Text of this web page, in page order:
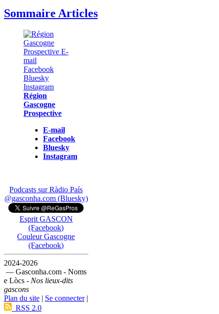
Sommaire Articles
Région
Gascogne
Prospective
E-mail
Facebook
Bluesky
Instagram
Podcasts sur Ràdio País
@gasconha.com (Bluesky)
Esprit GASCON
(Facebook)
Couleur Gascogne
(Facebook)
2024-2026
— Gasconha.com - Noms
e Lòcs - Nos lieux-dits
gascons
Plan du site | Se connecter|
RSS 2.0